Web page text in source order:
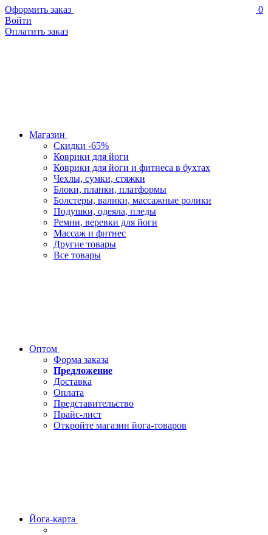
Оформить заказ
0
Войти
Оплатить заказ
Магазин
Скидки -65%
Коврики для йоги
Коврики для йоги и фитнеса в бухтах
Чехлы, сумки, стяжки
Блоки, планки, платформы
Болстеры, валики, массажные ролики
Подушки, одеяла, пледы
Ремни, веревки для йоги
Массаж и фитнес
Другие товары
Все товары
Оптом
Форма заказа
Предложение
Доставка
Оплата
Представительство
Прайс-лист
Откройте магазин йога-товаров
Йога-карта